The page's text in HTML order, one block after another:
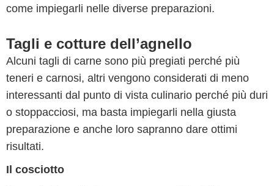
come impiegarli nelle diverse preparazioni.
Tagli e cotture dell’agnello
Alcuni tagli di carne sono più pregiati perché più
teneri e carnosi, altri vengono considerati di meno
interessanti dal punto di vista culinario perché più duri
o stoppacciosi, ma basta impiegarli nella giusta
preparazione e anche loro sapranno dare ottimi
risultati.
Il cosciotto